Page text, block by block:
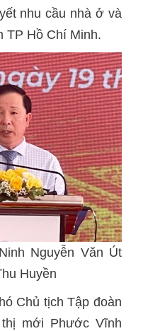
nhu cầu nhà ở và
TP Hồ Chí Minh.
Nguyễn Văn Út
Huyền
Chủ tịch Tập đoàn
mới Phước Vĩnh